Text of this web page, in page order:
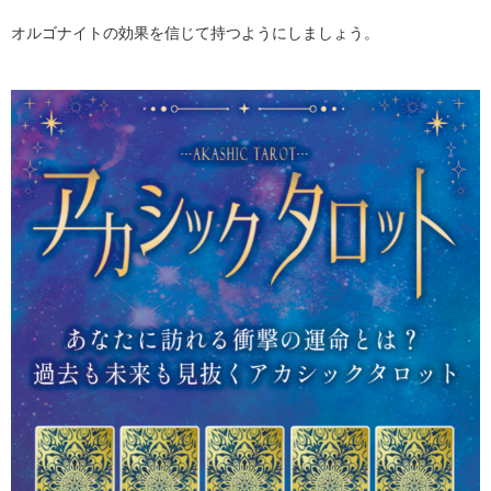
オルゴナイトの効果を信じて持つようにしましょう。